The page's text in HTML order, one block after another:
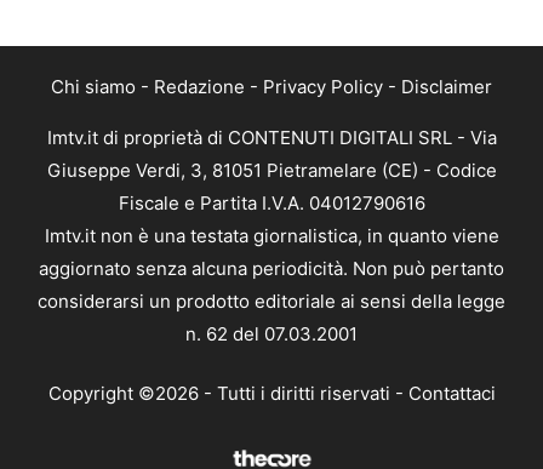
Chi siamo - Redazione - Privacy Policy - Disclaimer
Imtv.it di proprietà di CONTENUTI DIGITALI SRL - Via
Giuseppe Verdi, 3, 81051 Pietramelare (CE) - Codice
Fiscale e Partita I.V.A. 04012790616
Imtv.it non è una testata giornalistica, in quanto viene
aggiornato senza alcuna periodicità. Non può pertanto
considerarsi un prodotto editoriale ai sensi della legge
n. 62 del 07.03.2001
Copyright ©2026 - Tutti i diritti riservati - Contattaci